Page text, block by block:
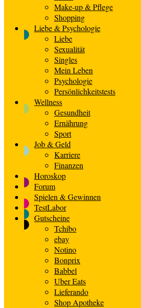
Make-up & Pflege
Shopping
Liebe & Psychologie
Liebe
Sexualität
Singles
Mein Leben
Psychologie
Persönlichkeitstests
Wellness
Gesundheit
Ernährung
Sport
Job & Geld
Karriere
Finanzen
Horoskop
Forum
Spielen & Gewinnen
TestLabor
Gutscheine
Tchibo
ebay
Notino
Bonprix
Babbel
Uber Eats
Lieferando
Shop Apotheke